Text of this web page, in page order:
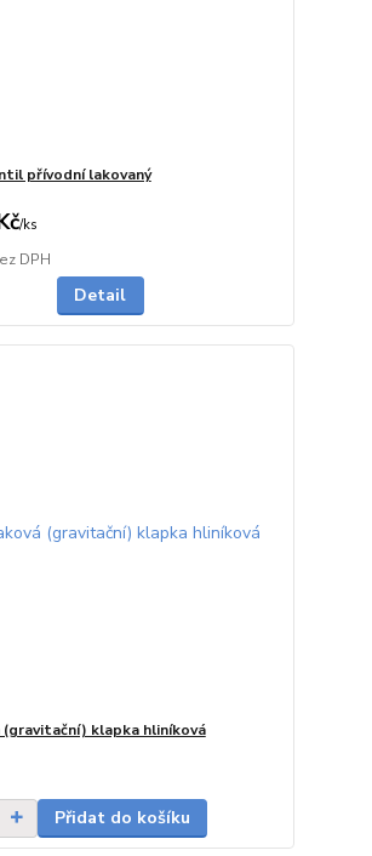
přívodní lakovaný
/ks
DPH
Detail
klapka hliníková
Přidat do košíku